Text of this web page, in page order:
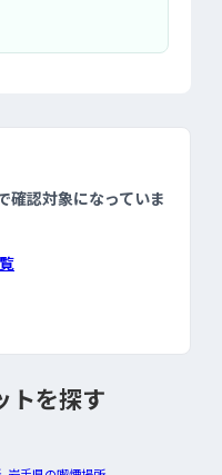
確認対象になっていま
トを探す